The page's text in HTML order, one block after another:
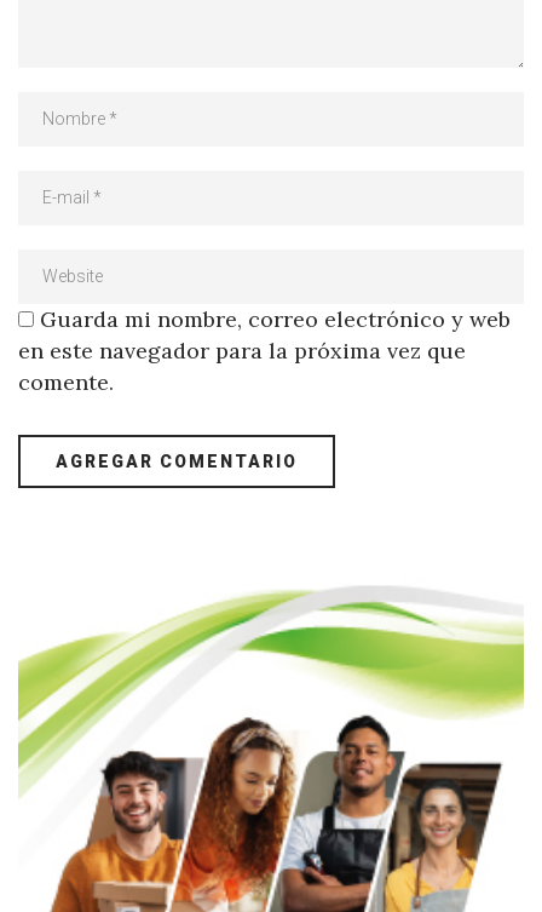
Guarda mi nombre, correo electrónico y web
en este navegador para la próxima vez que
comente.